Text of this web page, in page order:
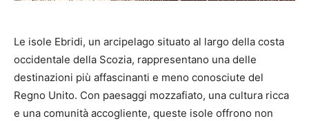
Le isole Ebridi, un arcipelago situato al largo della costa
occidentale della Scozia, rappresentano una delle
destinazioni più affascinanti e meno conosciute del
Regno Unito. Con paesaggi mozzafiato, una cultura ricca
e una comunità accogliente, queste isole offrono non